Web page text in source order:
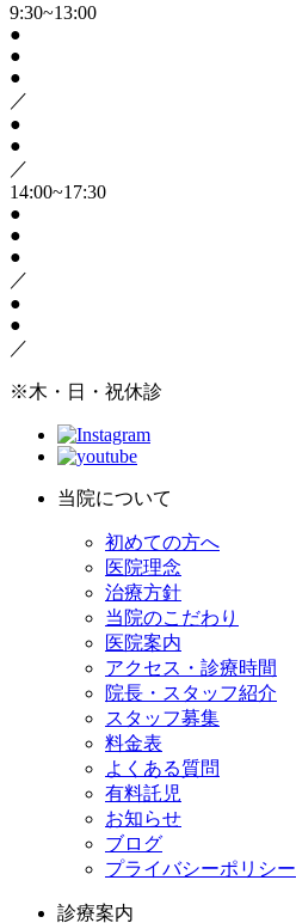
9:30~13:00
●
●
●
／
●
●
／
14:00~17:30
●
●
●
／
●
●
／
※木・日・祝休診
当院について
初めての方へ
医院理念
治療方針
当院のこだわり
医院案内
アクセス・診療時間
院長・スタッフ紹介
スタッフ募集
料金表
よくある質問
有料託児
お知らせ
ブログ
プライバシーポリシー
診療案内